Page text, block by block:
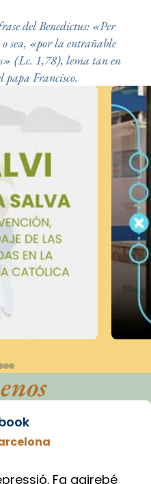
del Benedictus: «Per
sea, «por la entrañable
(Lc. 1,78), lema tan en
papa Francisco.
Fa gairebé